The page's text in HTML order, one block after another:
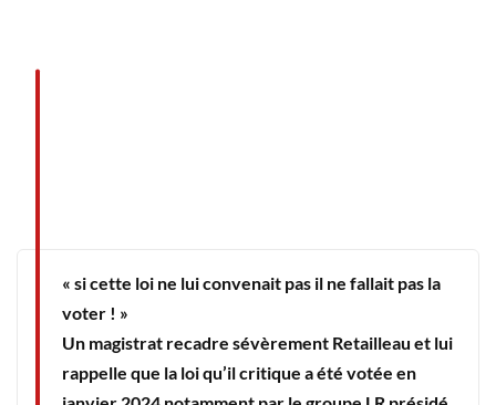
« si cette loi ne lui convenait pas il ne fallait pas la
voter ! »
Un magistrat recadre sévèrement Retailleau et lui
rappelle que la loi qu’il critique a été votée en